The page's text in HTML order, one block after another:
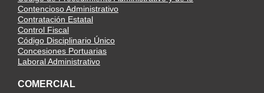
Contencioso Administrativo
Contratación Estatal
Control Fiscal
Código Disciplinario Único
Concesiones Portuarias
Laboral Administrativo
COMERCIAL